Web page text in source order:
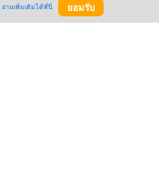
อ่านเพิ่มเติมได้ที่นี่